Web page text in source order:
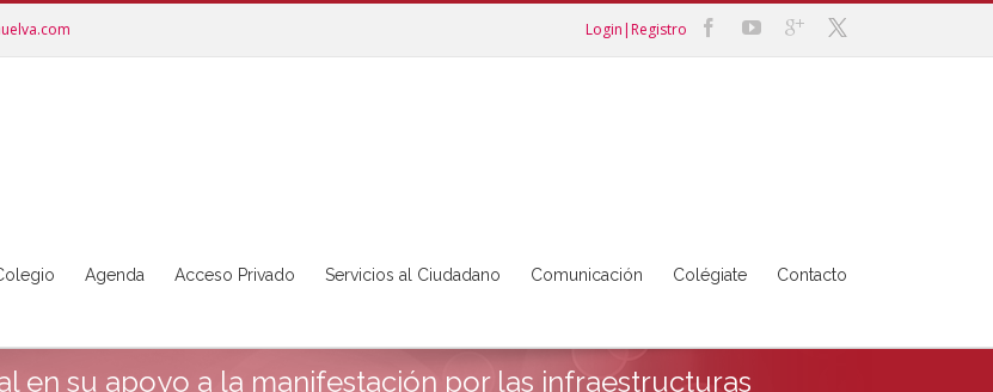
Login|Registro
Agenda Acceso Privado Servicios al Ciudadano Comunicación Colégiate Contacto
en su apoyo a la manifestación por las infraestructuras